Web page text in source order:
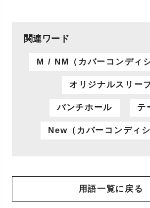
関連ワード
M / NM（カバーコンディ
オリジナルスリー
パンチホール テ
New（カバーコンディシ
用語一覧に戻る